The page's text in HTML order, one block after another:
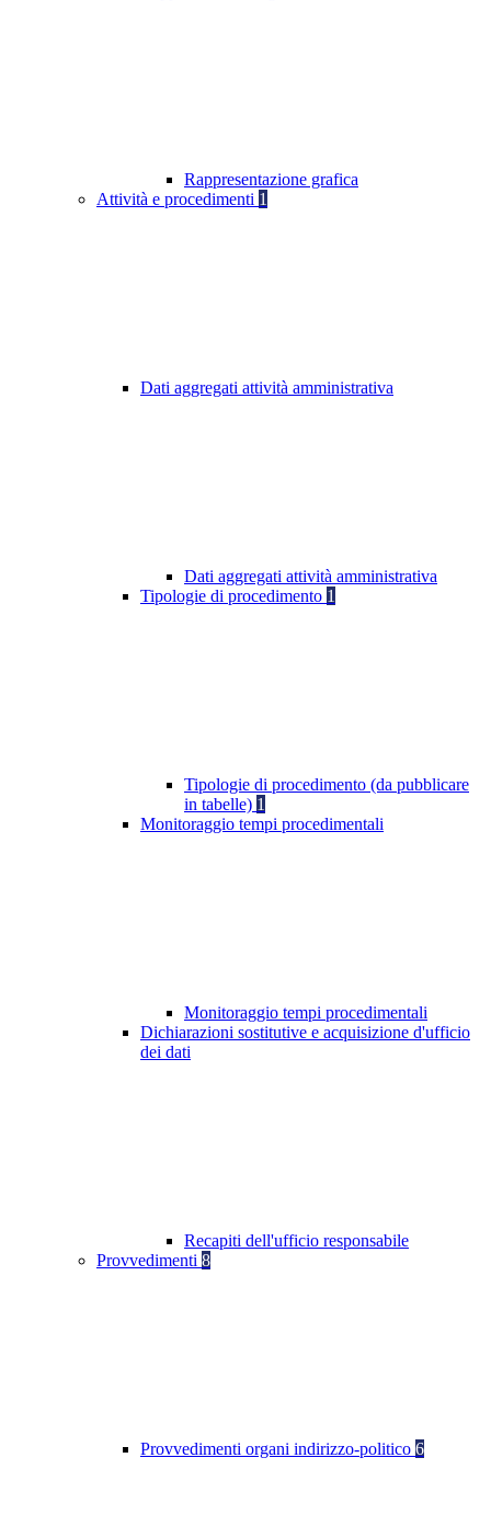
Rappresentazione grafica
Attività e procedimenti 1
Dati aggregati attività amministrativa
Dati aggregati attività amministrativa
Tipologie di procedimento 1
Tipologie di procedimento (da pubblicare
in tabelle) 1
Monitoraggio tempi procedimentali
Monitoraggio tempi procedimentali
Dichiarazioni sostitutive e acquisizione d'ufficio
dei dati
Recapiti dell'ufficio responsabile
Provvedimenti 8
Provvedimenti organi indirizzo-politico 6